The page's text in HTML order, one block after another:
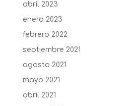
abril 2023
enero 2023
febrero 2022
septiembre 2021
agosto 2021
mayo 2021
abril 2021